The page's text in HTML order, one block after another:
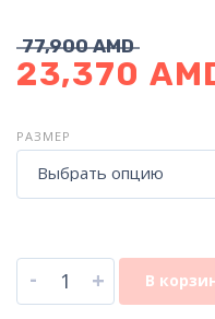
77,900AMD
23,370
РАЗМЕР
Выбрать опцию
- + В